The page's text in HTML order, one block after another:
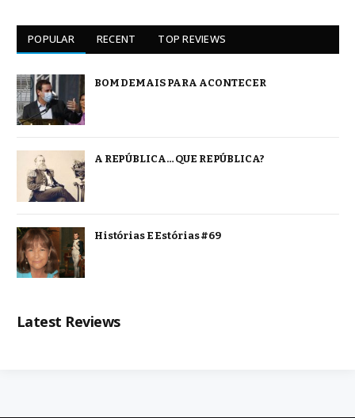
POPULAR RECENT TOP REVIEWS
BOM DEMAIS PARA ACONTECER
A REPÚBLICA… QUE REPÚBLICA?
Histórias E Estórias #69
Latest Reviews